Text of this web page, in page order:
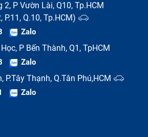
P Vườn Lài, Q10, Tp.HCM
Q.10, Tp.HCM)
Zalo
P Bến Thành, Q1, TpHCM
Zalo
P.Tây Thạnh, Q.Tân Phú,HCM
Zalo